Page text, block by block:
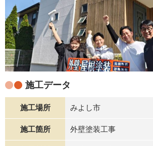
施工データ
施工場所 みよし市
施工箇所 外壁塗装工事